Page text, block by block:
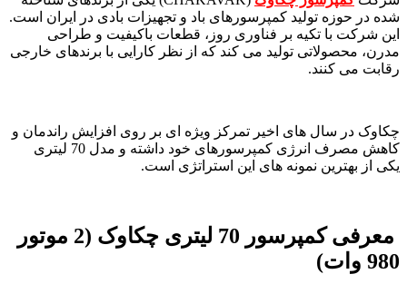
شده در حوزه تولید کمپرسورهای باد و تجهیزات بادی در ایران است.
این شرکت با تکیه بر فناوری روز، قطعات باکیفیت و طراحی
مدرن، محصولاتی تولید می کند که از نظر کارایی با برندهای خارجی
رقابت می کنند.
چکاوک در سال های اخیر تمرکز ویژه ای بر روی افزایش راندمان و
کاهش مصرف انرژی کمپرسورهای خود داشته و مدل 70 لیتری
یکی از بهترین نمونه های این استراتژی است.
معرفی کمپرسور 70 لیتری چکاوک (2 موتور
980 وات)